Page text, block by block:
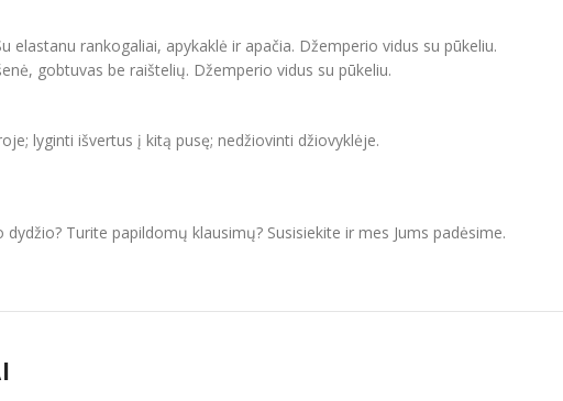
elastanu rankogaliai, apykaklė ir apačia. Džemperio vidus su pūkeliu.
gobtuvas be raištelių. Džemperio vidus su pūkeliu.
lyginti išvertus į kitą pusę; nedžiovinti džiovyklėje.
Turite papildomų klausimų? Susisiekite ir mes Jums padėsime.